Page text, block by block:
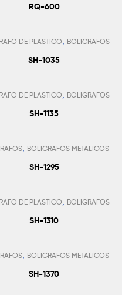
RQ-600
DE PLASTICO BOLIGRAFOS
SH-1035
DE PLASTICO BOLIGRAFOS
SH-1135
, BOLIGRAFOS METALICOS
SH-1295
DE PLASTICO BOLIGRAFOS
SH-1310
, BOLIGRAFOS METALICOS
SH-1370